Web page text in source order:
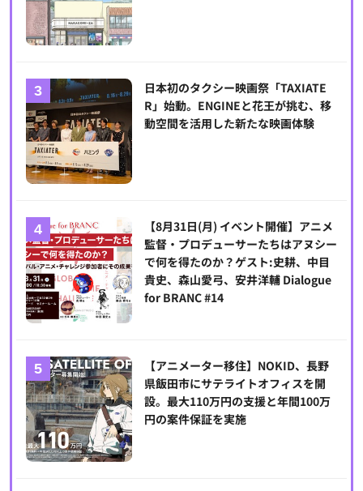
日本初のタクシー映画祭「TAXIATE
R」始動。ENGINEと花王が挑む、移
動空間を活用した新たな映画体験
【8月31日(月) イベント開催】アニメ
監督・プロデューサーたちはアヌシー
で何を得たのか？ゲスト:史耕、中目
貴史、森山愛弓、安井洋輔 Dialogue
for BRANC #14
【アニメーター移住】NOKID、長野
県飯田市にサテライトオフィスを開
設。最大110万円の支援と年間100万
円の案件保証を実施